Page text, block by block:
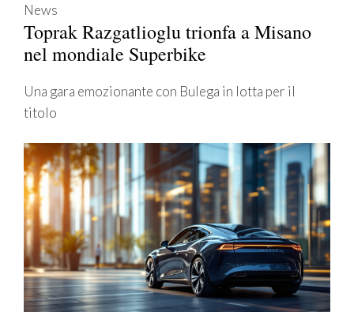
News
Toprak Razgatlioglu trionfa a Misano
nel mondiale Superbike
Una gara emozionante con Bulega in lotta per il
titolo